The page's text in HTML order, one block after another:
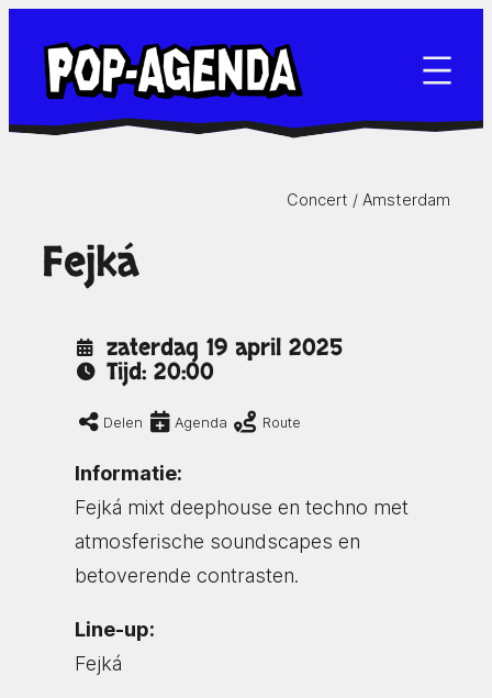
naar
inhoud
Concert / Amsterdam
Fejká
zaterdag 19 april 2025
Tijd: 20:00
Delen Agenda Route
Informatie:
Fejká mixt deephouse en techno met
atmosferische soundscapes en
betoverende contrasten.
Line-up:
Fejká